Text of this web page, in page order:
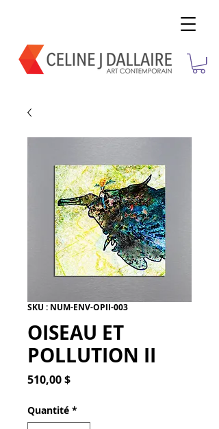
SKU : NUM-ENV-OPII-003
OISEAU ET
POLLUTION II
510,00 $Prix
Quantité *